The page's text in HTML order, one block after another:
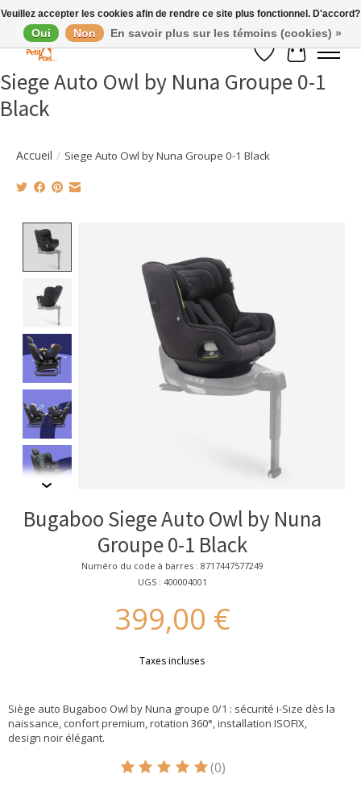
Liste de souhaits
Panier
Siege Auto Owl by Nuna Groupe 0-1
Black
Accueil / Siege Auto Owl by Nuna Groupe 0-1 Black
Bugaboo Siege Auto Owl by Nuna
Groupe 0-1 Black
Numéro du code à barres : 8717447577249
UGS : 400004001
399,00 €
Taxes incluses
Siège auto Bugaboo Owl by Nuna groupe 0/1 : sécurité i-Size dès la
naissance, confort premium, rotation 360°, installation ISOFIX,
design noir élégant.
Ce produit est évalué à
(0)
Veuillez accepter les cookies afin de rendre ce site plus fonctionnel. D'accord?
Oui Non En savoir plus sur les témoins (cookies) »